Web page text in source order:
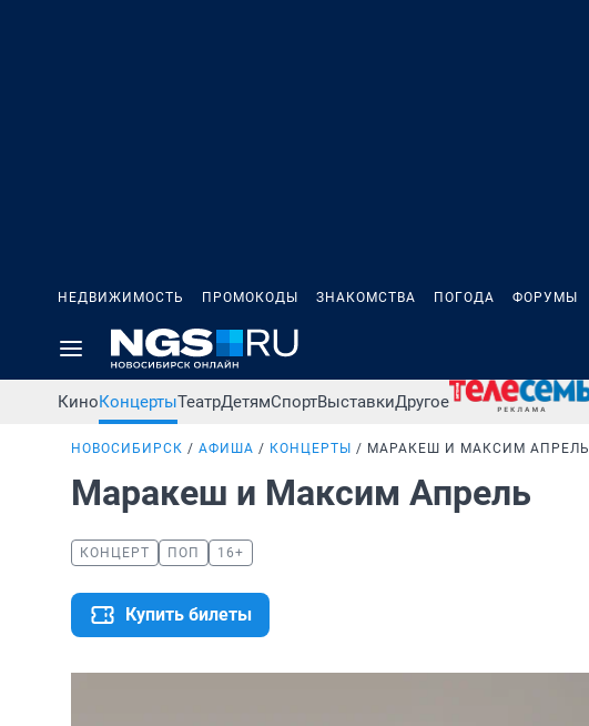
НЕДВИЖИМОСТЬ ПРОМОКОДЫ ЗНАКОМСТВА ПОГОДА ФОРУМЫ
КиноКонцертыТеатрДетямСпортВыставкиДругое
НОВОСИБИРСК АФИША КОНЦЕРТЫ МАРАКЕШ И МАКСИМ АПРЕЛЬ
Маракеш и Максим Апрель
КОНЦЕРТ ПОП 16+
Купить билеты